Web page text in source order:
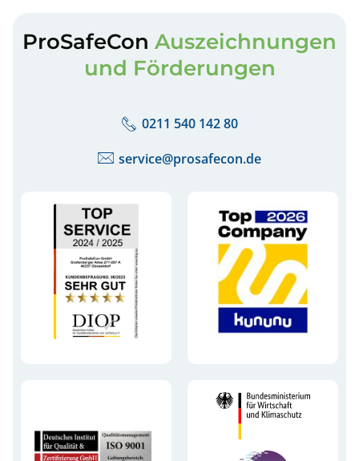
ProSafeCon Auszeichnungen
und Förderungen
0211 540 142 80
service@prosafecon.de